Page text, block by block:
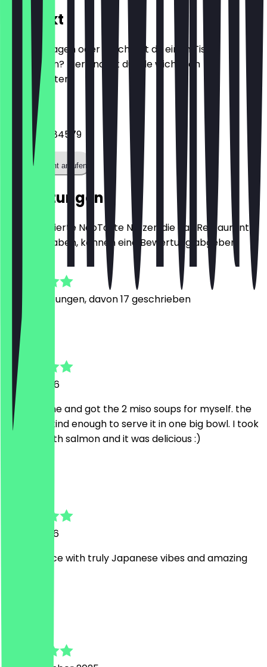
Kontakt
Hast du Fragen oder möchtest du einen Tisch
reservieren? Hier findest du alle wichtigen
Kontaktdaten.
Telefon
+493049084579
Restaurant anrufen
Bewertungen
Nur registrierte NeoTaste Nutzer, die das Restaurant
besucht haben, können eine Bewertung abgeben.
Bewertungen, davon 17 geschrieben
Fanny
29. Juli 2026
I went alone and got the 2 miso soups for myself. the
staff was kind enough to serve it in one big bowl. I took
the one with salmon and it was delicious :)
10. Mai 2026
Lovely place with truly Japanese vibes and amazing